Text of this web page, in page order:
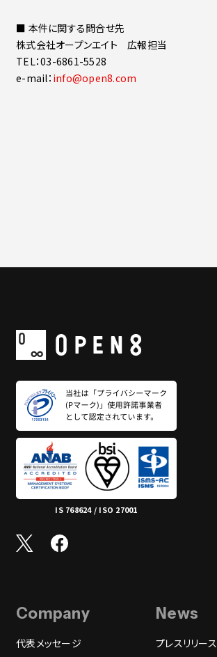
■ 本件に関する問合せ先
株式会社オープンエイト 広報担当
TEL：03-6861-5528
e-mail： info@open8.com
IS 768624 / ISO 27001
Company
代表メッセージ
News
プレスリリース